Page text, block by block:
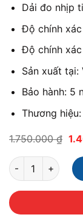
Dải đo nhịp
Độ chính
Độ chính
Sản xuất tại:
Bảo hành: 5
Thương
1.750.000₫ Giá
là:
Máy đo huyết áp